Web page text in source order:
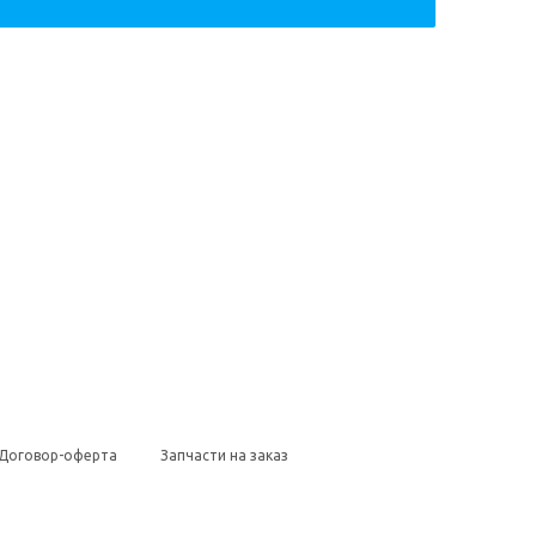
Договор-оферта Запчасти на заказ